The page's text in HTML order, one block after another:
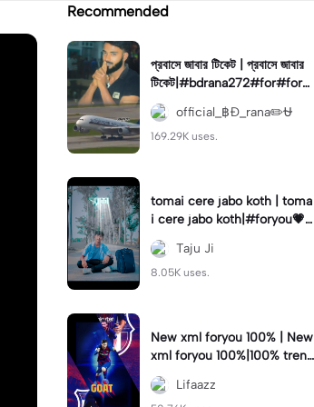
Recommended
প্রবাসে জাবার টিকেট | প্রবাসে জাবার
টিকেট|#bdrana272#for#fory
ou💗✨
official_฿Đ_rana✏️⛎
169.29K uses.
tomai cere jabo koth | toma
i cere jabo koth|#foryou💗
✨#foryoupage🔥#trend#w
orld#bangladesh
Taju Ji
8.05K uses.
New xml foryou 100% | New
xml foryou 100%|100% trend
🔥#foryou #mamun_editzx
Lifaazz